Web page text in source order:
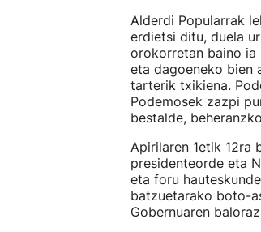
Alderdi Popularrak
erdietsi ditu, duela
orokorretan baino ia
eta dagoeneko bien
tarterik txikiena.
Podemosek zazpi
bestalde,
Apirilaren 1etik 12ra
presidenteorde eta
eta foru
batzuetarako boto-
Gobernuaren